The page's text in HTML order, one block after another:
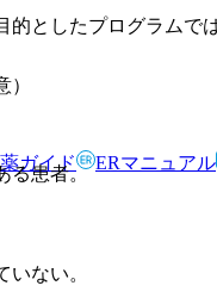
る患者。
ない。
としたプログラムで
ガイド ERマニュアル